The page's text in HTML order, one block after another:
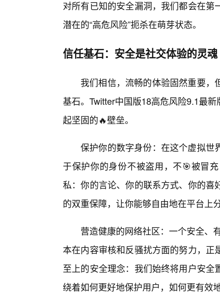
对所有已知的安全漏洞，我们都会在
潜在的“高危风险”扼杀在萌芽状态。
信任基石：安全是社交体验的灵魂
我们相信，流畅的体验固然重要
基石。Twitter中国版18高危风险9.1最
起坚固的🔥壁垒。
保护你的数字身份：在这个虚拟世
于保护你的身份不被盗用，不🎯被冒
私：你的言论、你的联系方式、你的
的双重保障，让你能够自由地在平台上
营造健康的网络社区：一个安全、
本在内容审核和反骚扰方面的努力，
至上的安全理念：我们始终将用户安
绕着如何更好地保护用户，如何更有效